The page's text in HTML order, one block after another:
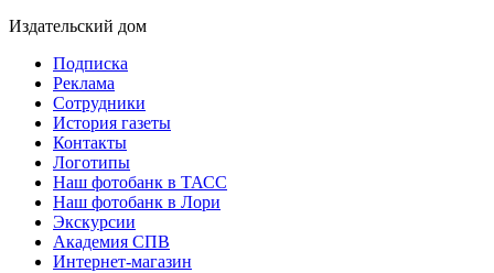
Издательский дом
Подписка
Реклама
Сотрудники
История газеты
Контакты
Логотипы
Наш фотобанк в ТАСС
Наш фотобанк в Лори
Экскурсии
Академия СПВ
Интернет-магазин